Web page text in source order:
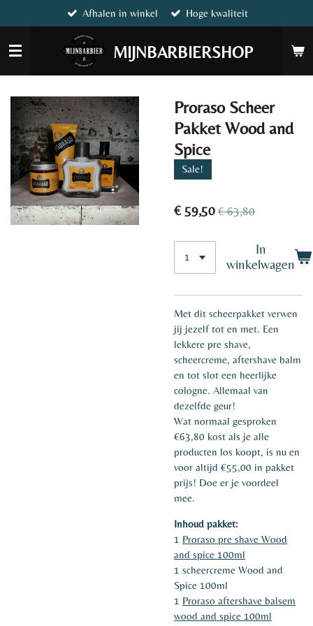
direct
naar
de
hoofdinhoud
MIJNBARBIERSHOP
Afhalen in winkel Hoge kwaliteit
Proraso Scheer
Pakket Wood and
Spice
Sale!
€ 59,50 € 63,80
In
winkelwagen
Met dit scheerpakket verwen
jij jezelf tot en met. Een
lekkere pre shave,
scheercreme, aftershave balm
en tot slot een heerlijke
cologne. Allemaal van
dezelfde geur!
Wat normaal gesproken
€63,80 kost als je alle
producten los koopt, is nu en
voor altijd €55,00 in pakket
prijs! Doe er je voordeel
mee.
Inhoud pakket:
1 Proraso pre shave Wood
and spice 100ml
1 scheercreme Wood and
Spice 100ml
1 Proraso aftershave balsem
wood and spice 100ml